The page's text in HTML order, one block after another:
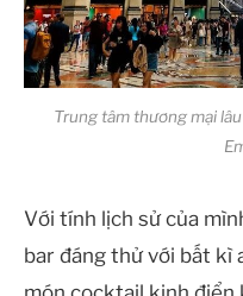
Trung tâm thương mại
Với tính lịch sử của
bar đáng thử với bất kì